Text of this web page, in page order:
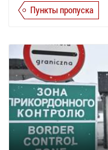
Пункты пропуска